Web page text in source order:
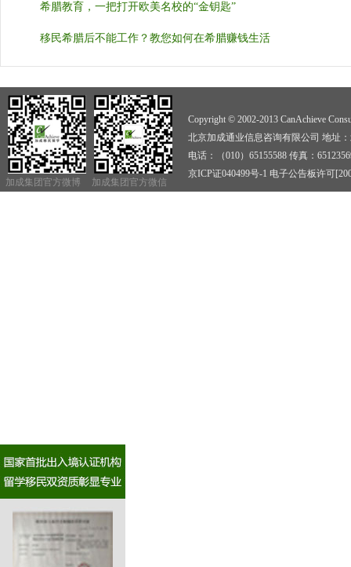
希腊教育，一把打开欧美名校的“金钥匙”
移民希腊后不能工作？教您如何在希腊赚钱生活
加成集团官方微博 加成集团官方微信
Copyright © 2002-2013 CanAchieve
北京加成通业信息咨询有限公司 地址
电话：（010）65155588 传真：
京ICP证040499号-1 电子公告板许可